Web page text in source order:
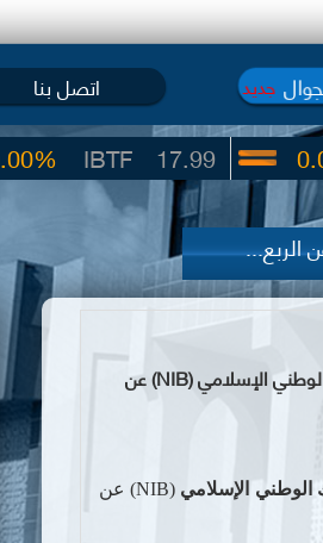
جديد اتصل بنا
17.99 0.00%
الربع...
سوق دمشق للأوراق المالية تنشر البيانات المالية عن الربع الثالث لأعمال البنك الوطني الإسلامي (NIB) عن
الوطني الإسلامي (NIB) عن